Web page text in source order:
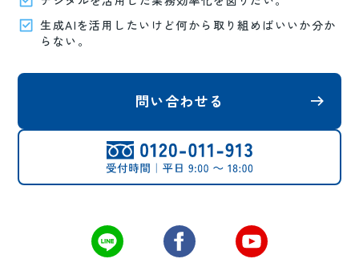
生成AIを活用したいけど何から取り組めばいいか分か
らない。
問い合わせる